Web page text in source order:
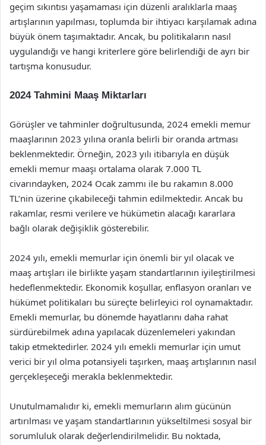
geçim sıkıntısı yaşamaması için düzenli aralıklarla maaş
artışlarının yapılması, toplumda bir ihtiyacı karşılamak adına
büyük önem taşımaktadır. Ancak, bu politikaların nasıl
uygulandığı ve hangi kriterlere göre belirlendiği de ayrı bir
tartışma konusudur.
2024 Tahmini Maaş Miktarları
Görüşler ve tahminler doğrultusunda, 2024 emekli memur
maaşlarının 2023 yılına oranla belirli bir oranda artması
beklenmektedir. Örneğin, 2023 yılı itibarıyla en düşük
emekli memur maaşı ortalama olarak 7.000 TL
civarındayken, 2024 Ocak zammı ile bu rakamın 8.000
TL’nin üzerine çıkabileceği tahmin edilmektedir. Ancak bu
rakamlar, resmi verilere ve hükümetin alacağı kararlara
bağlı olarak değişiklik gösterebilir.
2024 yılı, emekli memurlar için önemli bir yıl olacak ve
maaş artışları ile birlikte yaşam standartlarının iyileştirilmesi
hedeflenmektedir. Ekonomik koşullar, enflasyon oranları ve
hükümet politikaları bu süreçte belirleyici rol oynamaktadır.
Emekli memurlar, bu dönemde hayatlarını daha rahat
sürdürebilmek adına yapılacak düzenlemeleri yakından
takip etmektedirler. 2024 yılı emekli memurlar için umut
verici bir yıl olma potansiyeli taşırken, maaş artışlarının nasıl
gerçekleşeceği merakla beklenmektedir.
Unutulmamalıdır ki, emekli memurların alım gücünün
artırılması ve yaşam standartlarının yükseltilmesi sosyal bir
sorumluluk olarak değerlendirilmelidir. Bu noktada,